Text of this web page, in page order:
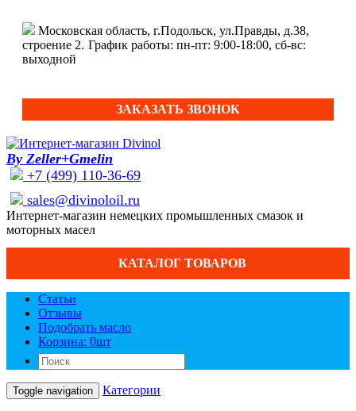
Московская область, г.Подольск, ул.Правды, д.38,
строение 2. График работы: пн-пт: 9:00-18:00, сб-вс:
выходной
ЗАКАЗАТЬ ЗВОНОК
By Zeller+Gmelin
+7 (499) 110-36-69
sales@divinoloil.ru
Интернет-магазин немецких промышленных смазок и
моторных масел
КАТАЛОГ ТОВАРОВ
Статьи
Отзывы
Подобрать масло
Корзина: 0шт
Toggle navigation Категории